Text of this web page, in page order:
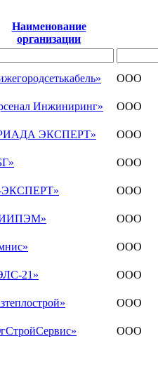
Наименование
организации
ООО
Инжиниринг» ООО
ЭКСПЕРТ» ООО
ООО
ЭКСПЕРТ» ООО
ООО
ООО
21» ООО
ООО
ООО